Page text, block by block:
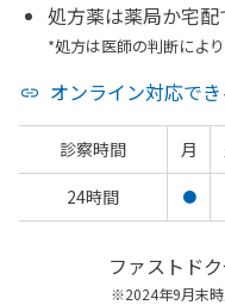
処方薬は薬局か宅配
*処方は医師の判断によ
オンライン対応で
診察時間 月
24時間
●
ファストド
※2024年9月末時